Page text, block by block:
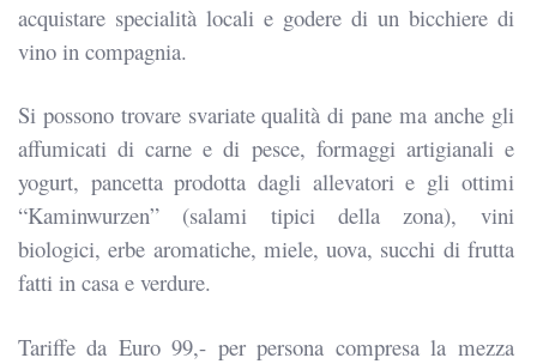
acquistare specialità locali e godere di un bicchiere di
vino in compagnia.
Si possono trovare svariate qualità di pane ma anche gli
affumicati di carne e di pesce, formaggi artigianali e
yogurt, pancetta prodotta dagli allevatori e gli ottimi
“Kaminwurzen” (salami tipici della zona), vini
biologici, erbe aromatiche, miele, uova, succhi di frutta
fatti in casa e verdure.
Tariffe da Euro 99,- per persona compresa la mezza